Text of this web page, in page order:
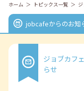
ホーム トピックス一覧
jobcafeからのお知
ジョブカフ
らせ